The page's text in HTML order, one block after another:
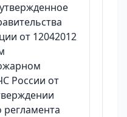
от 12042012
России от